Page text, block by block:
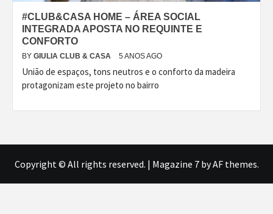
#CLUB&CASA HOME – ÁREA SOCIAL
INTEGRADA APOSTA NO REQUINTE E
CONFORTO
BY GIULIA CLUB & CASA 5 ANOS AGO
União de espaços, tons neutros e o conforto da madeira
protagonizam este projeto no bairro
Copyright © All rights reserved. | Magazine 7by AF themes.